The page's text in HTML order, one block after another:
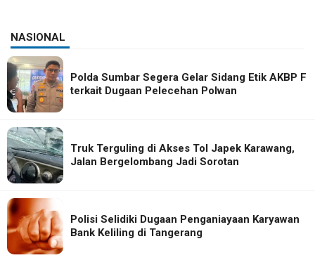
NASIONAL
Polda Sumbar Segera Gelar Sidang Etik AKBP F
terkait Dugaan Pelecehan Polwan
Truk Terguling di Akses Tol Japek Karawang,
Jalan Bergelombang Jadi Sorotan
Polisi Selidiki Dugaan Penganiayaan Karyawan
Bank Keliling di Tangerang